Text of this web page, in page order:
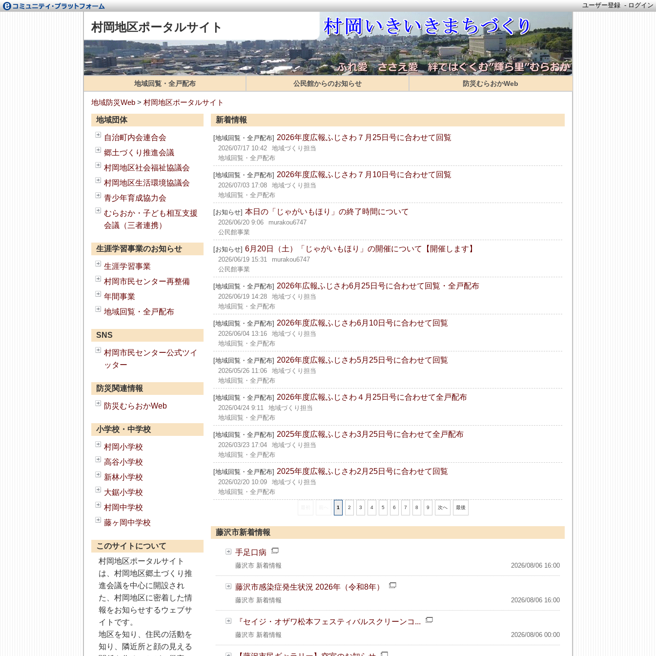
ユーザー登録 -ログイン
村岡地区ポータルサイト
地域回覧・全戸配布 公民館からのお知らせ 防災むらおかWeb
地域防災Web > 村岡地区ポータルサイト
地域団体
自治町内会連合会
郷土づくり推進会議
村岡地区社会福祉協議会
村岡地区生活環境協議会
青少年育成協力会
むらおか・子ども相互支援
会議（三者連携）
生涯学習事業のお知らせ
生涯学習事業
村岡市民センター再整備
年間事業
地域回覧・全戸配布
SNS
村岡市民センター公式ツイ
ッター
防災関連情報
防災むらおかWeb
小学校・中学校
村岡小学校
高谷小学校
新林小学校
大鋸小学校
村岡中学校
藤ヶ岡中学校
このサイトについて
村岡地区ポータルサイト
は、村岡地区郷土づくり推
進会議を中心に開設され
た、村岡地区に密着した情
報をお知らせするウェブサ
イトです。
地区を知り、住民の活動を
知り、隣近所と顔の見える
新着情報
[地域回覧・全戸配布] 2026年度広報ふじさわ７月25日号に合わせて回覧
2026/07/17 10:42
地域づくり担当
地域回覧・全戸配布
[地域回覧・全戸配布] 2026年度広報ふじさわ７月10日号に合わせて回覧
2026/07/03 17:08
地域づくり担当
地域回覧・全戸配布
[お知らせ] 本日の「じゃがいもほり」の終了時間について
2026/06/20 9:06
murakou6747
公民館事業
[お知らせ] 6月20日（土）「じゃがいもほり」の開催について【開催します】
2026/06/19 15:31
murakou6747
公民館事業
[地域回覧・全戸配布] 2026年広報ふじさわ6月25日号に合わせて回覧・全戸配布
2026/06/19 14:28
地域づくり担当
地域回覧・全戸配布
[地域回覧・全戸配布] 2026年度広報ふじさわ6月10日号に合わせて回覧
2026/06/04 13:16
地域づくり担当
地域回覧・全戸配布
[地域回覧・全戸配布] 2026年度広報ふじさわ5月25日号に合わせて回覧
2026/05/26 11:06
地域づくり担当
地域回覧・全戸配布
[地域回覧・全戸配布] 2026年度広報ふじさわ４月25日号に合わせて全戸配布
2026/04/24 9:11
地域づくり担当
地域回覧・全戸配布
[地域回覧・全戸配布] 2025年度広報ふじさわ3月25日号に合わせて全戸配布
2026/03/23 17:04
地域づくり担当
地域回覧・全戸配布
[地域回覧・全戸配布] 2025年度広報ふじさわ2月25日号に合わせて回覧
2026/02/20 10:09
地域づくり担当
地域回覧・全戸配布
1 2 3 4 5 6 7 8 9 次へ 最後
藤沢市新着情報
手足口病
藤沢市 新着情報 2026/08/06 16:00
藤沢市感染症発生状況 2026年（令和8年）
藤沢市 新着情報 2026/08/06 16:00
『セイジ・オザワ松本フェスティバルスクリーンコ...
藤沢市 新着情報 2026/08/06 00:00